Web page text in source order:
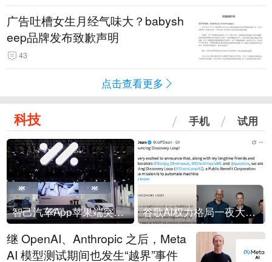
广告吐槽女生月经气味大？babysh
eep品牌发布致歉声明
43
点击查看更多
科技 手机 试用
智己汽车App苹果端突然“下架” 谷歌AI权力格局一夜大洗牌
继 OpenAI、Anthropic 之后，Meta
AI 模型测试期间也发生“越界”事件